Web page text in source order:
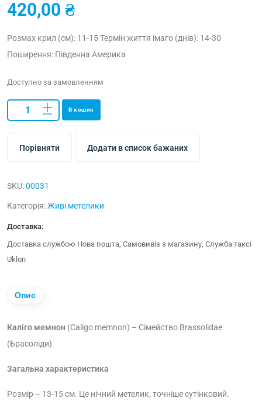
420,00 ₴
Розмах крил (см): 11-15Термін життя імаго (днів): 14-30
Поширення: Південна Америка
Доступно за замовленням
В кошик
Порівняти Додати в список бажаних
SKU:00031
Категорія:Живі метелики
Доставка:
Доставка службою Нова пошта, Самовивіз з магазину, Служба таксі
Uklon
Опис
Каліго мемнон (Caligo memnon) – Сімейство Brassolidae
(Брасоліди)
Загальна характеристика
Розмір – 13-15 см. Це нічний метелик, точніше сутінковий.